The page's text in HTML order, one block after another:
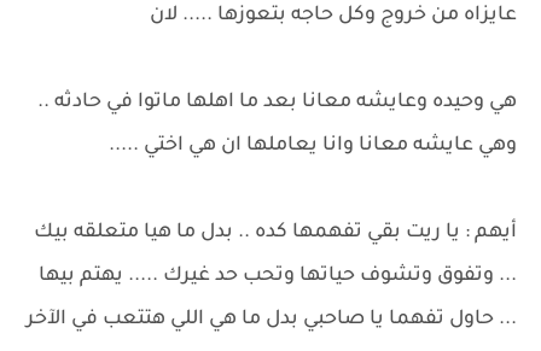
عايزاه من خروج وكل حاجه بتعوزها ..... لان
هي وحيده وعايشه معانا بعد ما اهلها ماتوا في حادثه ..
وهي عايشه معانا وانا يعاملها ان هي اختي .....
أيهم : يا ريت بقي تفهمها كده .. بدل ما هيا متعلقه بيك
... وتفوق وتشوف حياتها وتحب حد غيرك ..... يهتم بيها
... حاول تفهما يا صاحبي بدل ما هي اللي هتتعب في الآخر